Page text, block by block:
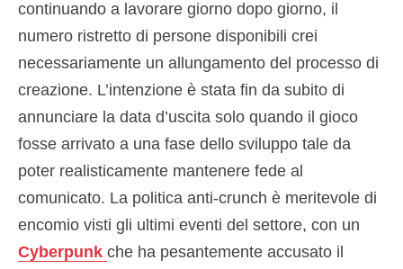
continuando a lavorare giorno dopo giorno, il
numero ristretto di persone disponibili crei
necessariamente un allungamento del processo di
creazione. L’intenzione è stata fin da subito di
annunciare la data d’uscita solo quando il gioco
fosse arrivato a una fase dello sviluppo tale da
poter realisticamente mantenere fede al
comunicato. La politica anti-crunch è meritevole di
encomio visti gli ultimi eventi del settore, con un
Cyberpunk che ha pesantemente accusato il